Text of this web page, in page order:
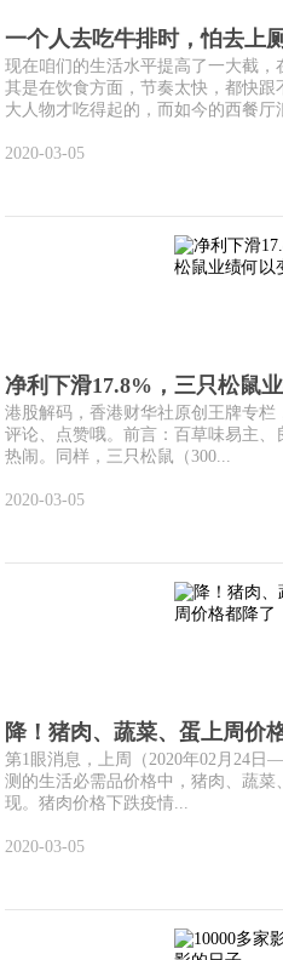
一个人去吃牛排时，怕去上
现在咱们的生活水平提高了一大截
其是在饮食方面，节奏太快，都快
大人物才吃得起的，而如今的西餐厅
2020-03-05
净利下滑17.8%，三只松鼠
港股解码，香港财华社原创王牌专栏
评论、点赞哦。前言：百草味易主
热闹。同样，三只松鼠（300...
2020-03-05
降！猪肉、蔬菜、蛋上周价
第1眼消息，上周（2020年02月24日
测的生活必需品价格中，猪肉、蔬
现。猪肉价格下跌疫情...
2020-03-05